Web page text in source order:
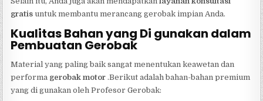
gratis untuk membantu merancang gerobak impian Anda.
Kualitas Bahan yang Di gunakan dalam
Pembuatan Gerobak
Material yang paling baik sangat menentukan keawetan dan
performa gerobak motor .Berikut adalah bahan-bahan premium
yang di gunakan oleh Profesor Gerobak: